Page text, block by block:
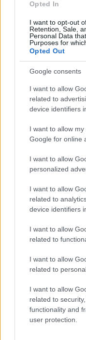
Opted In
I want to opt-out
Retention, Sale,
Personal Data
Purposes for
Opted Out
Google consents
I want to allow
related to
device identifiers
I want to allow
Google for online
I want to allow
personalized
I want to allow
related to
device identifiers
I want to allow
related to
I want to allow
related to
I want to allow
related to
functionality and
user protection.
À lire aussi
POLITIQUE